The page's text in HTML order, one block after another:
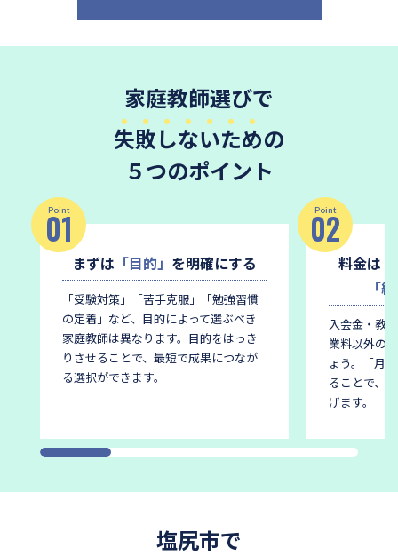
家庭教師選びで
失敗しないための
５つのポイント
Point
01
まずは 「目的」 を明確にする
「受験対策」「苦手克服」「勉強習慣
の定着」など、目的によって選ぶべき
家庭教師は異なります。 目的をはっき
りさせることで、最短で成果につなが
る選択ができます。
Point
02
料金は
「
入会金・教
業料以外の
ょう。
「月
ることで、
げます。
塩尻市で